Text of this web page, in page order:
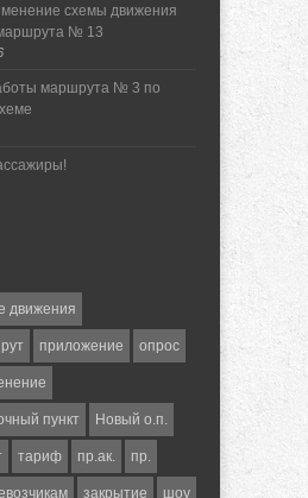
схемы движения
№ 13
маршрута № 3 по
движения
приложение опрос
пункт Новый о.п.
тариф пр.ак. пр.
закрытие шоу